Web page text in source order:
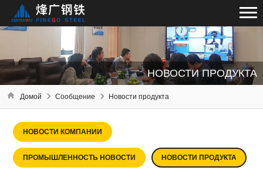
НОВОСТИ ПРОДУКТА
Домой Сообщение Новости продукта
НОВОСТИ КОМПАНИИ
ПРОМЫШЛЕННОСТЬ НОВОСТИ НОВОСТИ ПРОДУКТА